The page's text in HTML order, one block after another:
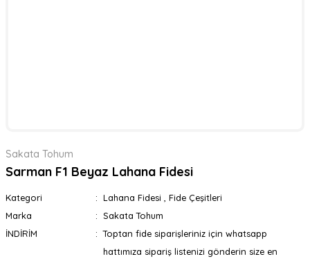
Sakata Tohum
Sarman F1 Beyaz Lahana Fidesi
Kategori Lahana Fidesi
Fide Çeşitleri
Marka
Sakata Tohum
İNDİRİM
Toptan fide siparişleriniz için whatsapp
hattımıza sipariş listenizi gönderin size en